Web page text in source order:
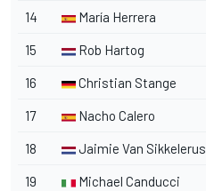
14 María Herrera
15 Rob Hartog
16 Christian Stange
17 Nacho Calero
18 Jaimie Van Sikkelerus
19 Michael Canducci